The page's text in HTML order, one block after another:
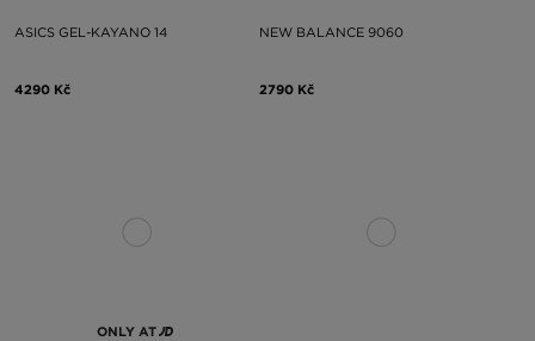
ASICS GEL-KAYANO 14
4290 Kč
NEW BALANCE 9060
2790 Kč
ONLY AT